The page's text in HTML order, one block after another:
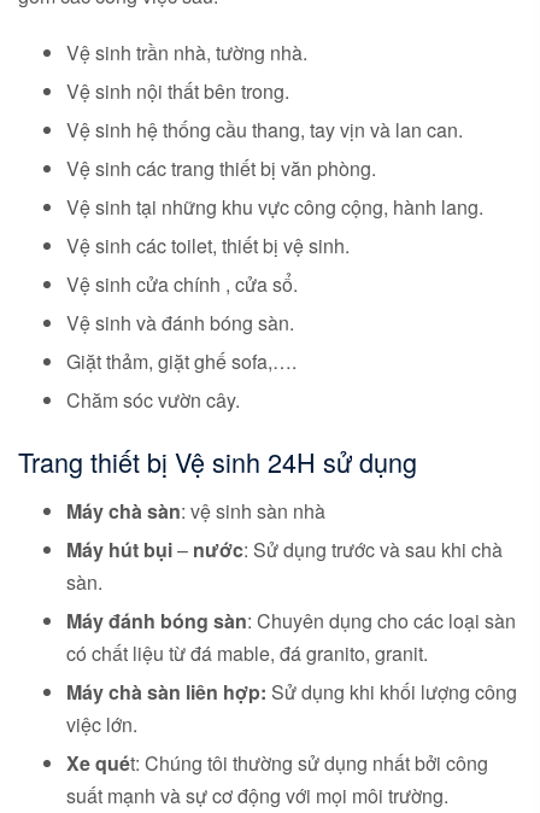
Vệ sinh trần nhà, tường nhà.
Vệ sinh nội thất bên trong.
Vệ sinh hệ thống cầu thang, tay vịn và lan can.
Vệ sinh các trang thiết bị văn phòng.
Vệ sinh tại những khu vực công cộng, hành lang.
Vệ sinh các toilet, thiết bị vệ sinh.
Vệ sinh cửa chính , cửa sổ.
Vệ sinh và đánh bóng sàn.
Giặt thảm, giặt ghế sofa,….
Chăm sóc vườn cây.
Trang thiết bị Vệ sinh 24H sử dụng
Máy chà sàn: vệ sinh sàn nhà
Máy hút bụi– nước: Sử dụng trước và sau khi chà
sàn.
Máy đánh bóng sàn: Chuyên dụng cho các loại sàn
có chất liệu từ đá mable, đá granito, granit.
Máy chà sàn liên hợp: Sử dụng khi khối lượng công
việc lớn.
Xe quét: Chúng tôi thường sử dụng nhất bởi công
suất mạnh và sự cơ động với mọi môi trường.